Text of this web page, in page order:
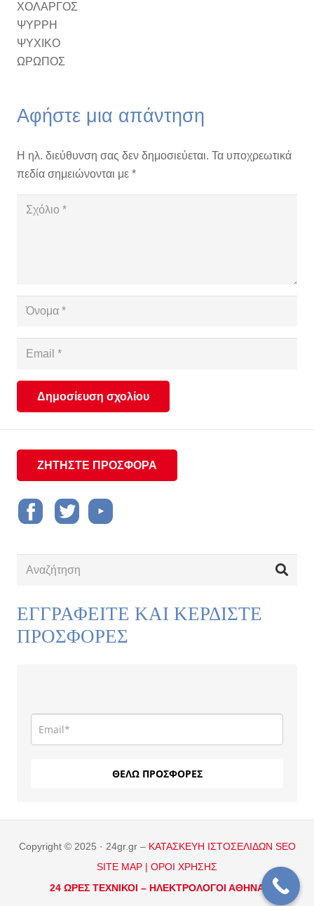
ΧΟΛΑΡΓΟΣ
ΨΥΡΡΗ
ΨΥΧΙΚΟ
ΩΡΩΠΟΣ
Αφήστε μια απάντηση
Η ηλ. διεύθυνση σας δεν δημοσιεύεται. Τα υποχρεωτικά
πεδία σημειώνονται με *
Δημοσίευση σχολίου
ΖΗΤΗΣΤΕ ΠΡΟΣΦΟΡΑ
ΕΓΓΡΑΦΕΙΤΕ ΚΑΙ ΚΕΡΔΙΣΤΕ
ΠΡΟΣΦΟΡΕΣ
ΘΕΛΩ ΠΡΟΣΦΟΡΕΣ
Copyright © 2025 · 24gr.gr – ΚΑΤΑΣΚΕΥΗ ΙΣΤΟΣΕΛΙΔΩΝ SEO
SITE MAP | ΟΡΟΙ ΧΡΗΣΗΣ
24 ΩΡΕΣ ΤΕΧΝΙΚΟΙ – ΗΛΕΚΤΡΟΛΟΓΟΙ ΑΘΗΝΑ